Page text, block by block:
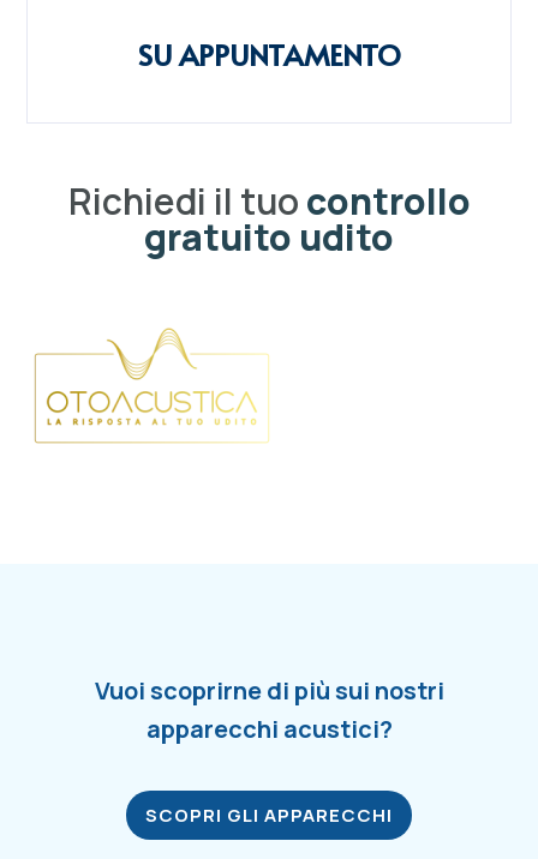
SU APPUNTAMENTO
Richiedi il tuocontrollo
gratuito udito
Vuoi scoprirne di più sui nostri
apparecchi acustici?
SCOPRI GLI APPARECCHI